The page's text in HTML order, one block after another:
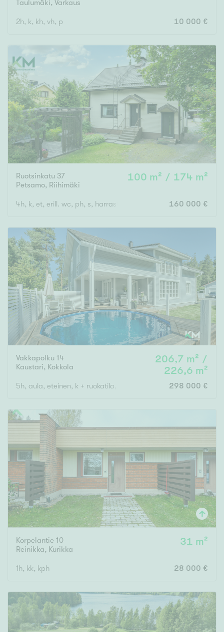
Taulumäki, Varkaus
2h, k, kh, vh, p 10 000 €
Ruotsinkatu 37
Petsamo, Riihimäki
100 m² / 174 m²
4h, k, et, erill. wc, ph, s, harrastetila, erillinen autotalli + varasto
160 000 €
Vakkapolku 14
Kaustari, Kokkola
206,7 m² /
226,6 m²
5h, aula, eteinen, k + ruokatila, 3 wc , s, kph, 2 vaatehuonetta,
298 000 €
Korpelantie 10
Reinikka, Kurikka
31 m²
1h, kk, kph 28 000 €